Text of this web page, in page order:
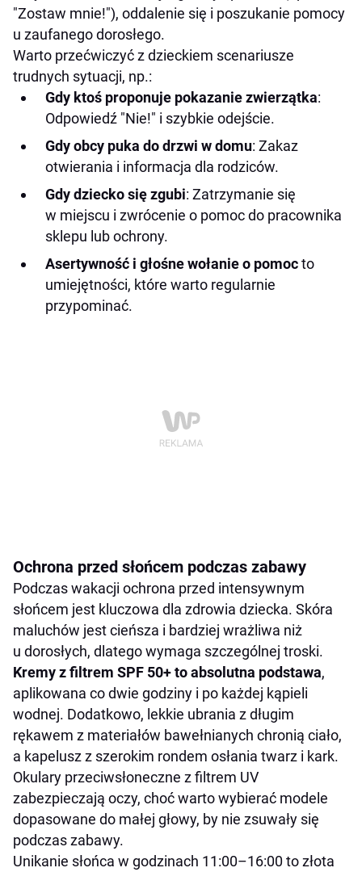
"Zostaw mnie!"), oddalenie się i poszukanie pomocy
u zaufanego dorosłego.
Warto przećwiczyć z dzieckiem scenariusze
trudnych sytuacji, np.:
Gdy ktoś proponuje pokazanie zwierzątka:
Odpowiedź "Nie!" i szybkie odejście.
Gdy obcy puka do drzwi w domu: Zakaz
otwierania i informacja dla rodziców.
Gdy dziecko się zgubi: Zatrzymanie się
w miejscu i zwrócenie o pomoc do pracownika
sklepu lub ochrony.
Asertywność i głośne wołanie o pomocto
umiejętności, które warto regularnie
przypominać.
Ochrona przed słońcem podczas zabawy
Podczas wakacji ochrona przed intensywnym
słońcem jest kluczowa dla zdrowia dziecka. Skóra
maluchów jest cieńsza i bardziej wrażliwa niż
u dorosłych, dlatego wymaga szczególnej troski.
Kremy z filtrem SPF 50+ to absolutna podstawa,
aplikowana co dwie godziny i po każdej kąpieli
wodnej. Dodatkowo, lekkie ubrania z długim
rękawem z materiałów bawełnianych chronią ciało,
a kapelusz z szerokim rondem osłania twarz i kark.
Okulary przeciwsłoneczne z filtrem UV
zabezpieczają oczy, choć warto wybierać modele
dopasowane do małej głowy, by nie zsuwały się
podczas zabawy.
Unikanie słońca w godzinach 11:00–16:00 to złota